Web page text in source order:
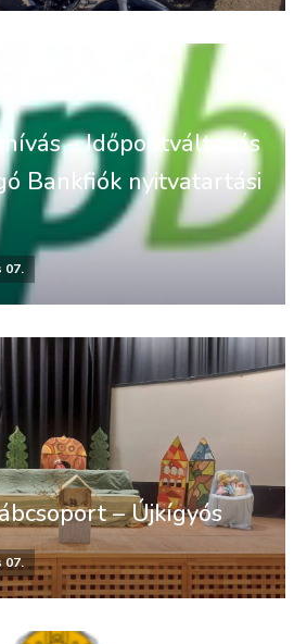
– Időpontváltozás
Bankfiók nyitvatartási
07.
– Újkígyós
07.